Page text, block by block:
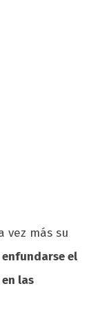
vez más su
enfundarse el
las